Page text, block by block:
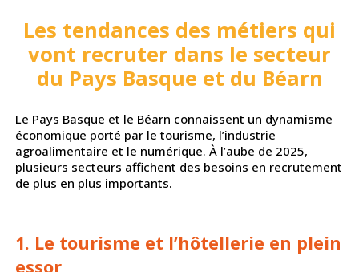
Les tendances des métiers qui
vont recruter dans le secteur
du Pays Basque et du Béarn
Le Pays Basque et le Béarn connaissent un dynamisme
économique porté par le tourisme, l’industrie
agroalimentaire et le numérique. À l’aube de 2025,
plusieurs secteurs affichent des besoins en recrutement
de plus en plus importants.
1. Le tourisme et l’hôtellerie en plein
essor